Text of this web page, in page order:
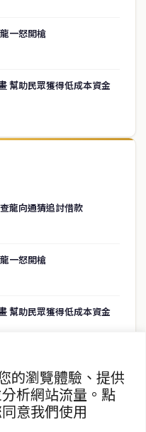
的瀏覽體驗、提供
析網站流量。點
意我們使用
一怒開槍
幫助民眾獲得低成本資金
龍向通猜追討借款
一怒開槍
幫助民眾獲得低成本資金
管控 討論軍警人事調動
內發動攻擊
谷的中文新聞媒體，致力於
地產